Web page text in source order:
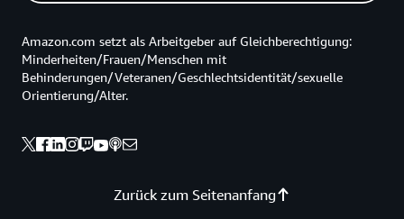
Zurück zum Seitenanfang
Amazon.com setzt als Arbeitgeber auf Gleichberechtigung:
Minderheiten/Frauen/Menschen mit
Behinderungen/Veteranen/Geschlechtsidentität/sexuelle
Orientierung/Alter.